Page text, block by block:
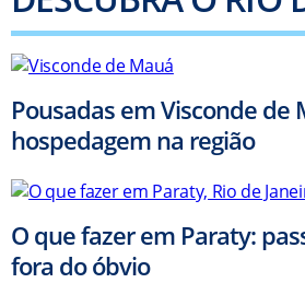
Pousadas em Visconde de
hospedagem na região
O que fazer em Paraty:
fora do óbvio